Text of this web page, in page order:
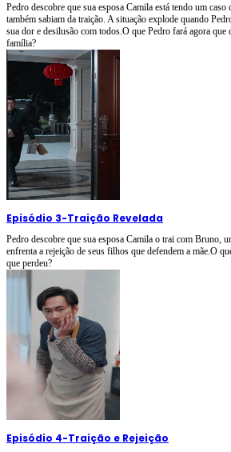
Pedro descobre que sua esposa Camila está tendo um
também sabiam da traição. A situação explode quando
sua dor e desilusão com todos.O que Pedro fará agora que
família?
Episódio 3-Traição Revelada
Pedro descobre que sua esposa Camila o trai com Bruno,
enfrenta a rejeição de seus filhos que defendem a mãe.O
que perdeu?
Episódio 4-Traição e Rejeição